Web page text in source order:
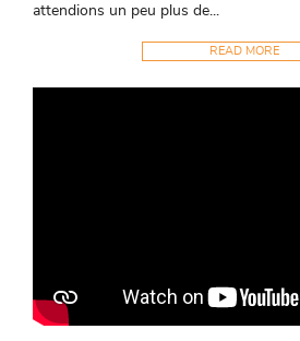
attendions un peu plus de...
READ MORE